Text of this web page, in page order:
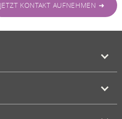
JETZT KONTAKT AUFNEHMEN ➜